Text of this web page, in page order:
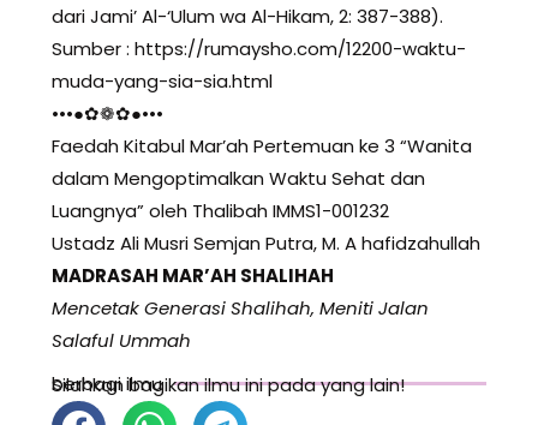
dari Jami’ Al-‘Ulum wa Al-Hikam, 2: 387-388).
Sumber : https://rumaysho.com/12200-waktu-
muda-yang-sia-sia.html
•••●✿❁✿●•••
Faedah Kitabul Mar’ah Pertemuan ke 3 “Wanita
dalam Mengoptimalkan Waktu Sehat dan
Luangnya” oleh Thalibah IMMS1-001232
Ustadz Ali Musri Semjan Putra, M. A hafidzahullah
MADRASAH MAR’AH SHALIHAH
Mencetak Generasi Shalihah, Meniti Jalan
Salaful Ummah
berbagi ilmu
Silahkan bagikan ilmu ini pada yang lain!